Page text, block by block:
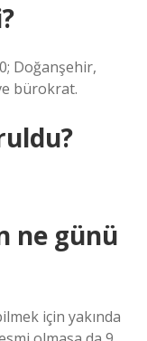
Doğanşehir,
bürokrat.
ne günü
için yakında